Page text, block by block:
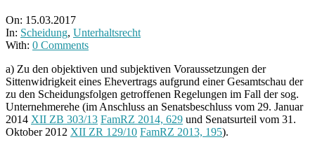
On: 15.03.2017
In: Scheidung, Unterhaltsrecht
With: 0 Comments
a) Zu den objektiven und subjektiven Voraussetzungen der
Sittenwidrigkeit eines Ehevertrags aufgrund einer Gesamtschau der
zu den Scheidungsfolgen getroffenen Regelungen im Fall der sog.
Unternehmerehe (im Anschluss an Senatsbeschluss vom 29. Januar
2014 XII ZB 303/13 FamRZ 2014, 629 und Senatsurteil vom 31.
Oktober 2012 XII ZR 129/10 FamRZ 2013, 195).